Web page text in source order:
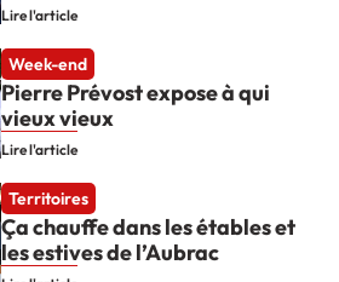
Lire l'article
Week-end
Pierre Prévost expose à qui
vieux vieux
Lire l'article
Territoires
Ça chauffe dans les étables et
les estives de l’Aubrac